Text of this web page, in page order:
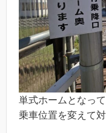
単式ホームとなっ
乗車位置を変えて